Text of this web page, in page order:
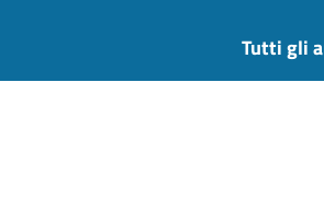
Tutti gli